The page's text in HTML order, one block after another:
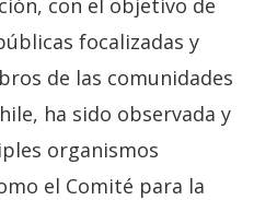
con el objetivo de
focalizadas y
de las comunidades
ha sido observada y
organismos
el Comité para la